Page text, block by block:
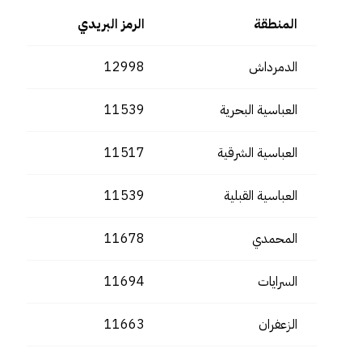
المنطقة الرمز البريدي
الدمرداش 12998
العباسية البحرية 11539
العباسية الشرقية 11517
العباسية القبلية 11539
المحمدي 11678
السرايات 11694
الزعفران 11663